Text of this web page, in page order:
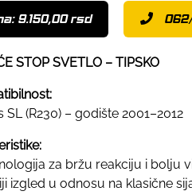
9.150,00 rsd
STOP SVETLO – TIPSKO
SL (R230) – godište 2001–2012
za bržu reakciju i bolju
izgled u odnosu na klasične